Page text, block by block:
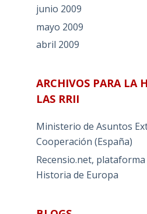
junio 2009
mayo 2009
abril 2009
ARCHIVOS PARA LA
LAS RRII
Ministerio de Asuntos
Cooperación (España)
Recensio.net,
Historia de Europa